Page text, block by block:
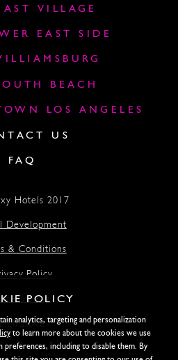
VILLAGE
EAST SIDE
BEACH
LOS ANGELES
US
FAQ
Lightstone
Hotels 2017
Development
& Conditions
Policy
POLICY
analytics, targeting and personalization
to learn more about the cookies we use
preferences, including to disable them. By